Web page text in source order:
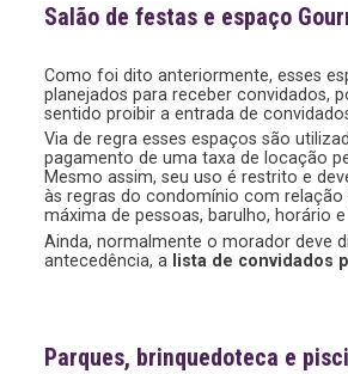
Salão de festas e espaço
Como foi dito anteriormente, esses
planejados para receber convidados,
sentido proibir a entrada de
Via de regra esses espaços são
pagamento de uma taxa de locação
Mesmo assim, seu uso é restrito e
às regras do condomínio com relação
máxima de pessoas, barulho, horário
Ainda, normalmente o morador deve
antecedência, a
lista de convidados
Parques, brinquedoteca e